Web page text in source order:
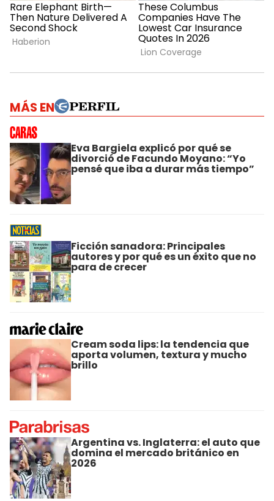
MÁS EN
Eva Bargiela explicó por qué se
divorció de Facundo Moyano: “Yo
pensé que iba a durar más tiempo”
Ficción sanadora: Principales
autores y por qué es un éxito que no
para de crecer
Cream soda lips: la tendencia que
aporta volumen, textura y mucho
brillo
Argentina vs. Inglaterra: el auto que
domina el mercado británico en
2026